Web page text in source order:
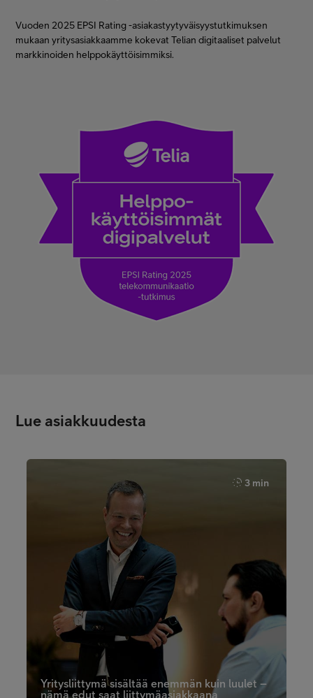
Vuoden 2025 EPSI Rating -asiakastyytyväisyystutkimuksen
mukaan yritysasiakkaamme kokevat Telian digitaaliset palvelut
markkinoiden helppokäyttöisimmiksi.
Lue asiakkuudesta
3 min
Yritysliittymä sisältää enemmän kuin luulet –
nämä edut saat liittymäasiakkaana